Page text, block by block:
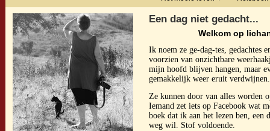
Een dag niet gedacht...
Welkom op
Ik noem ze ge-dag-tes, gedachtes
voorzien van onzichtbare
mijn hoofd blijven hangen, maar
gemakkelijk weer eruit verdwijnen.
Ze kunnen door van alles worden
Iemand zet iets op Facebook wat
boek dat ik aan het lezen ben, een
weg wil. Stof voldoende.